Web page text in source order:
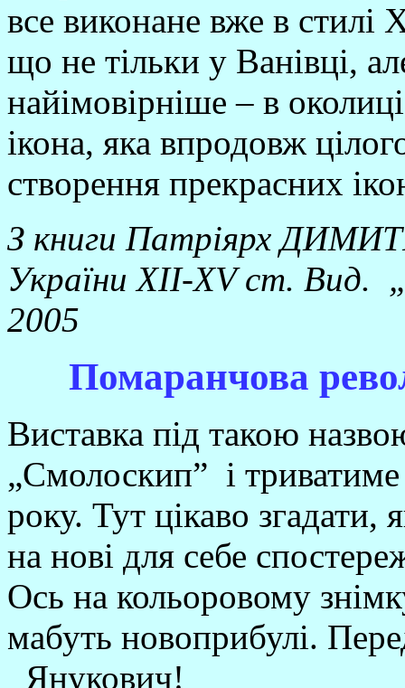
все виконане вже в стилі
що не тільки у Ванівці,
найімовірніше – в
ікона, яка впродовж
створення прекрасних
З книги Патріярх
України ХІІ-ХV ст. Вид.
2005
Помаранчова
Виставка під такою
„Смолоскип” і
року. Тут цікаво згадати,
на нові для себе
Ось на кольоровому
мабуть новоприбулі.
Янукович!